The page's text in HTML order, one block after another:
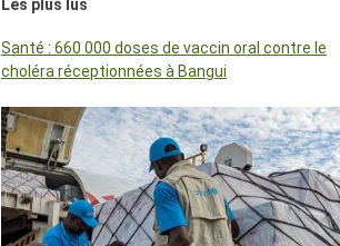
Les plus lus
Santé : 660 000 doses de vaccin oral contre le
choléra réceptionnées à Bangui